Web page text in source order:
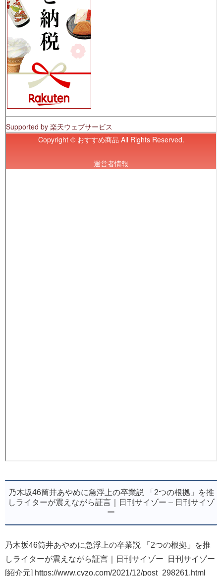
乃木坂46筒井あやめに急浮上の卒業説 「2つの根拠」を推
しライターが震えながら証言｜日刊サイゾー – 日刊サイゾ
ー
乃木坂46筒井あやめに急浮上の卒業説 「2つの根拠」を推
しライターが震えながら証言｜日刊サイゾー 日刊サイゾー
[紹介元] https://www.cyzo.com/2021/12/post_298261.html